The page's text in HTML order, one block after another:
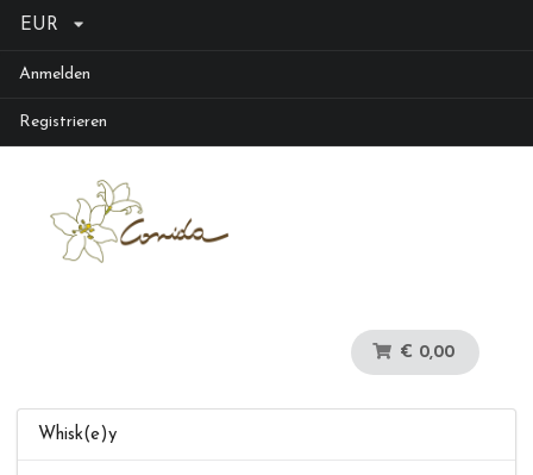
EUR
Anmelden
Registrieren
€ 0,00
Whisk(e)y